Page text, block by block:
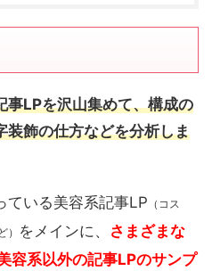
事LPを沢山集めて、構成の
装飾の仕方などを分析しま
ている美容系記事LP （コス
） をメインに、 さまざまな
容系以外の記事LPのサンプ